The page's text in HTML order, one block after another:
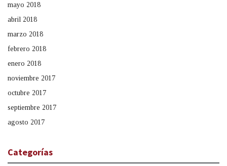
mayo 2018
abril 2018
marzo 2018
febrero 2018
enero 2018
noviembre 2017
octubre 2017
septiembre 2017
agosto 2017
Categorías